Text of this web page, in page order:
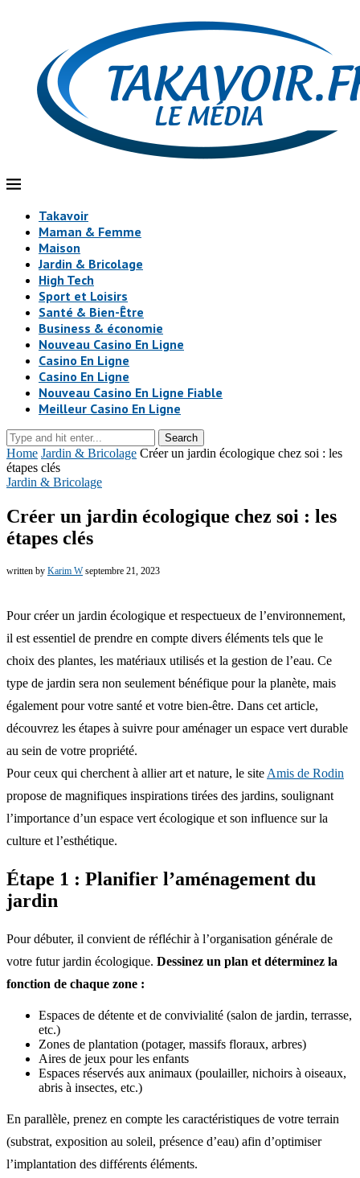
Takavoir
Maman & Femme
Maison
Jardin & Bricolage
High Tech
Sport et Loisirs
Santé & Bien-Être
Business & économie
Nouveau Casino En Ligne
Casino En Ligne
Casino En Ligne
Nouveau Casino En Ligne Fiable
Meilleur Casino En Ligne
Search
Home Jardin & Bricolage Créer un jardin écologique chez soi : les
étapes clés
Jardin & Bricolage
Créer un jardin écologique chez soi : les
étapes clés
written by Karim W septembre 21, 2023
Pour créer un jardin écologique et respectueux de l’environnement,
il est essentiel de prendre en compte divers éléments tels que le
choix des plantes, les matériaux utilisés et la gestion de l’eau. Ce
type de jardin sera non seulement bénéfique pour la planète, mais
également pour votre santé et votre bien-être. Dans cet article,
découvrez les étapes à suivre pour aménager un espace vert durable
au sein de votre propriété.
Pour ceux qui cherchent à allier art et nature, le site Amis de Rodin
propose de magnifiques inspirations tirées des jardins, soulignant
l’importance d’un espace vert écologique et son influence sur la
culture et l’esthétique.
Étape 1 : Planifier l’aménagement du
jardin
Pour débuter, il convient de réfléchir à l’organisation générale de
votre futur jardin écologique. Dessinez un plan et déterminez la
fonction de chaque zone :
Espaces de détente et de convivialité (salon de jardin, terrasse,
etc.)
Zones de plantation (potager, massifs floraux, arbres)
Aires de jeux pour les enfants
Espaces réservés aux animaux (poulailler, nichoirs à oiseaux,
abris à insectes, etc.)
En parallèle, prenez en compte les caractéristiques de votre terrain
(substrat, exposition au soleil, présence d’eau) afin d’optimiser
l’implantation des différents éléments.